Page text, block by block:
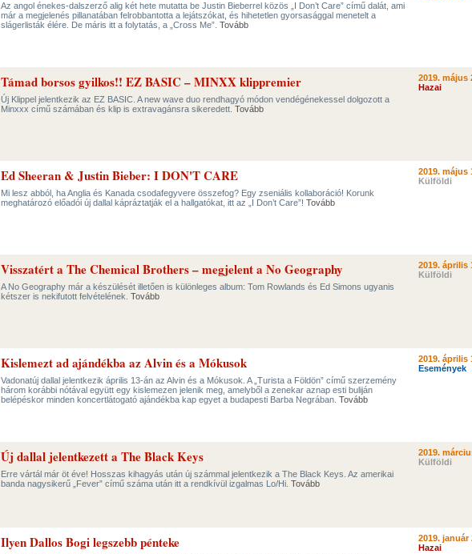
Az angol énekes-dalszerző alig két hete mutatta be Justin Bieberrel közös „I Don’t Care” című dalát, ami
már a megjelenés pillanatában felrobbantotta a lejátszókat, és hihetetlen gyorsasággal menetelt a
slágerlisták élére. De máris itt a folytatás, a „Cross Me”. Tovább
Támad borsos gyilkos!! EZ BASIC – MINXX klippremier
Új Klippel jelentkezik az EZ BASIC. A new wave duo rendhagyó módon vendégénekessel dolgozott a
Minxxx című számában és klip is extravagánsra sikeredett. Tovább
2019. május
Hazai
Ed Sheeran & Justin Bieber: I DON'T CARE
Mi lesz abból, ha Anglia és Kanada csodafegyvere összefog? Egy zseniális kollaboráció! Korunk
meghatározó előadói új dallal kápráztatják el a hallgatókat, itt az „I Don’t Care”! Tovább
2019. május
Külföldi
Visszatért a The Chemical Brothers – megjelent a No Geography
A No Geography már a készülését illetően is különleges album: Tom Rowlands és Ed Simons ugyanis
kétszer is nekifutott felvételének. Tovább
2019. április
Külföldi
Kislemezt ad ajándékba az Alvin és a Mókusok
Vadonatúj dallal jelentkezik április 13-án az Alvin és a Mókusok. A „Turista a Földön” című szerzemény
három korábbi nótával együtt egy kislemezen jelenik meg, amelyből a zenekar aznap esti buliján
belépéskor minden koncertlátogató ajándékba kap egyet a budapesti Barba Negrában. Tovább
2019. április
Események
Új dallal jelentkezett a The Black Keys
Erre vártál már öt éve! Hosszas kihagyás után új számmal jelentkezik a The Black Keys. Az amerikai
banda nagysikerű „Fever” című száma után itt a rendkívül izgalmas Lo/Hi. Tovább
2019.
Külföldi
Ilyen Dallos Bogi legszebb pénteke
2019. január
Hazai